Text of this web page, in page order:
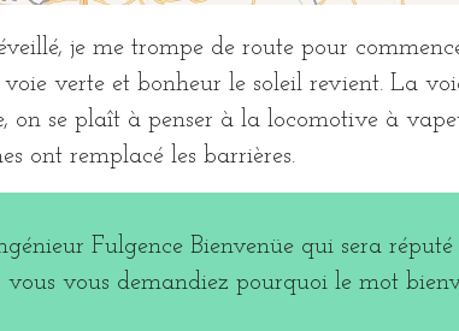
je me trompe de route pour
verte et bonheur le soleil revient. La voie
on se plaît à penser à la locomotive à
ont remplacé les barrières.
Fulgence Bienvenüe qui sera
vous demandiez pourquoi le mot